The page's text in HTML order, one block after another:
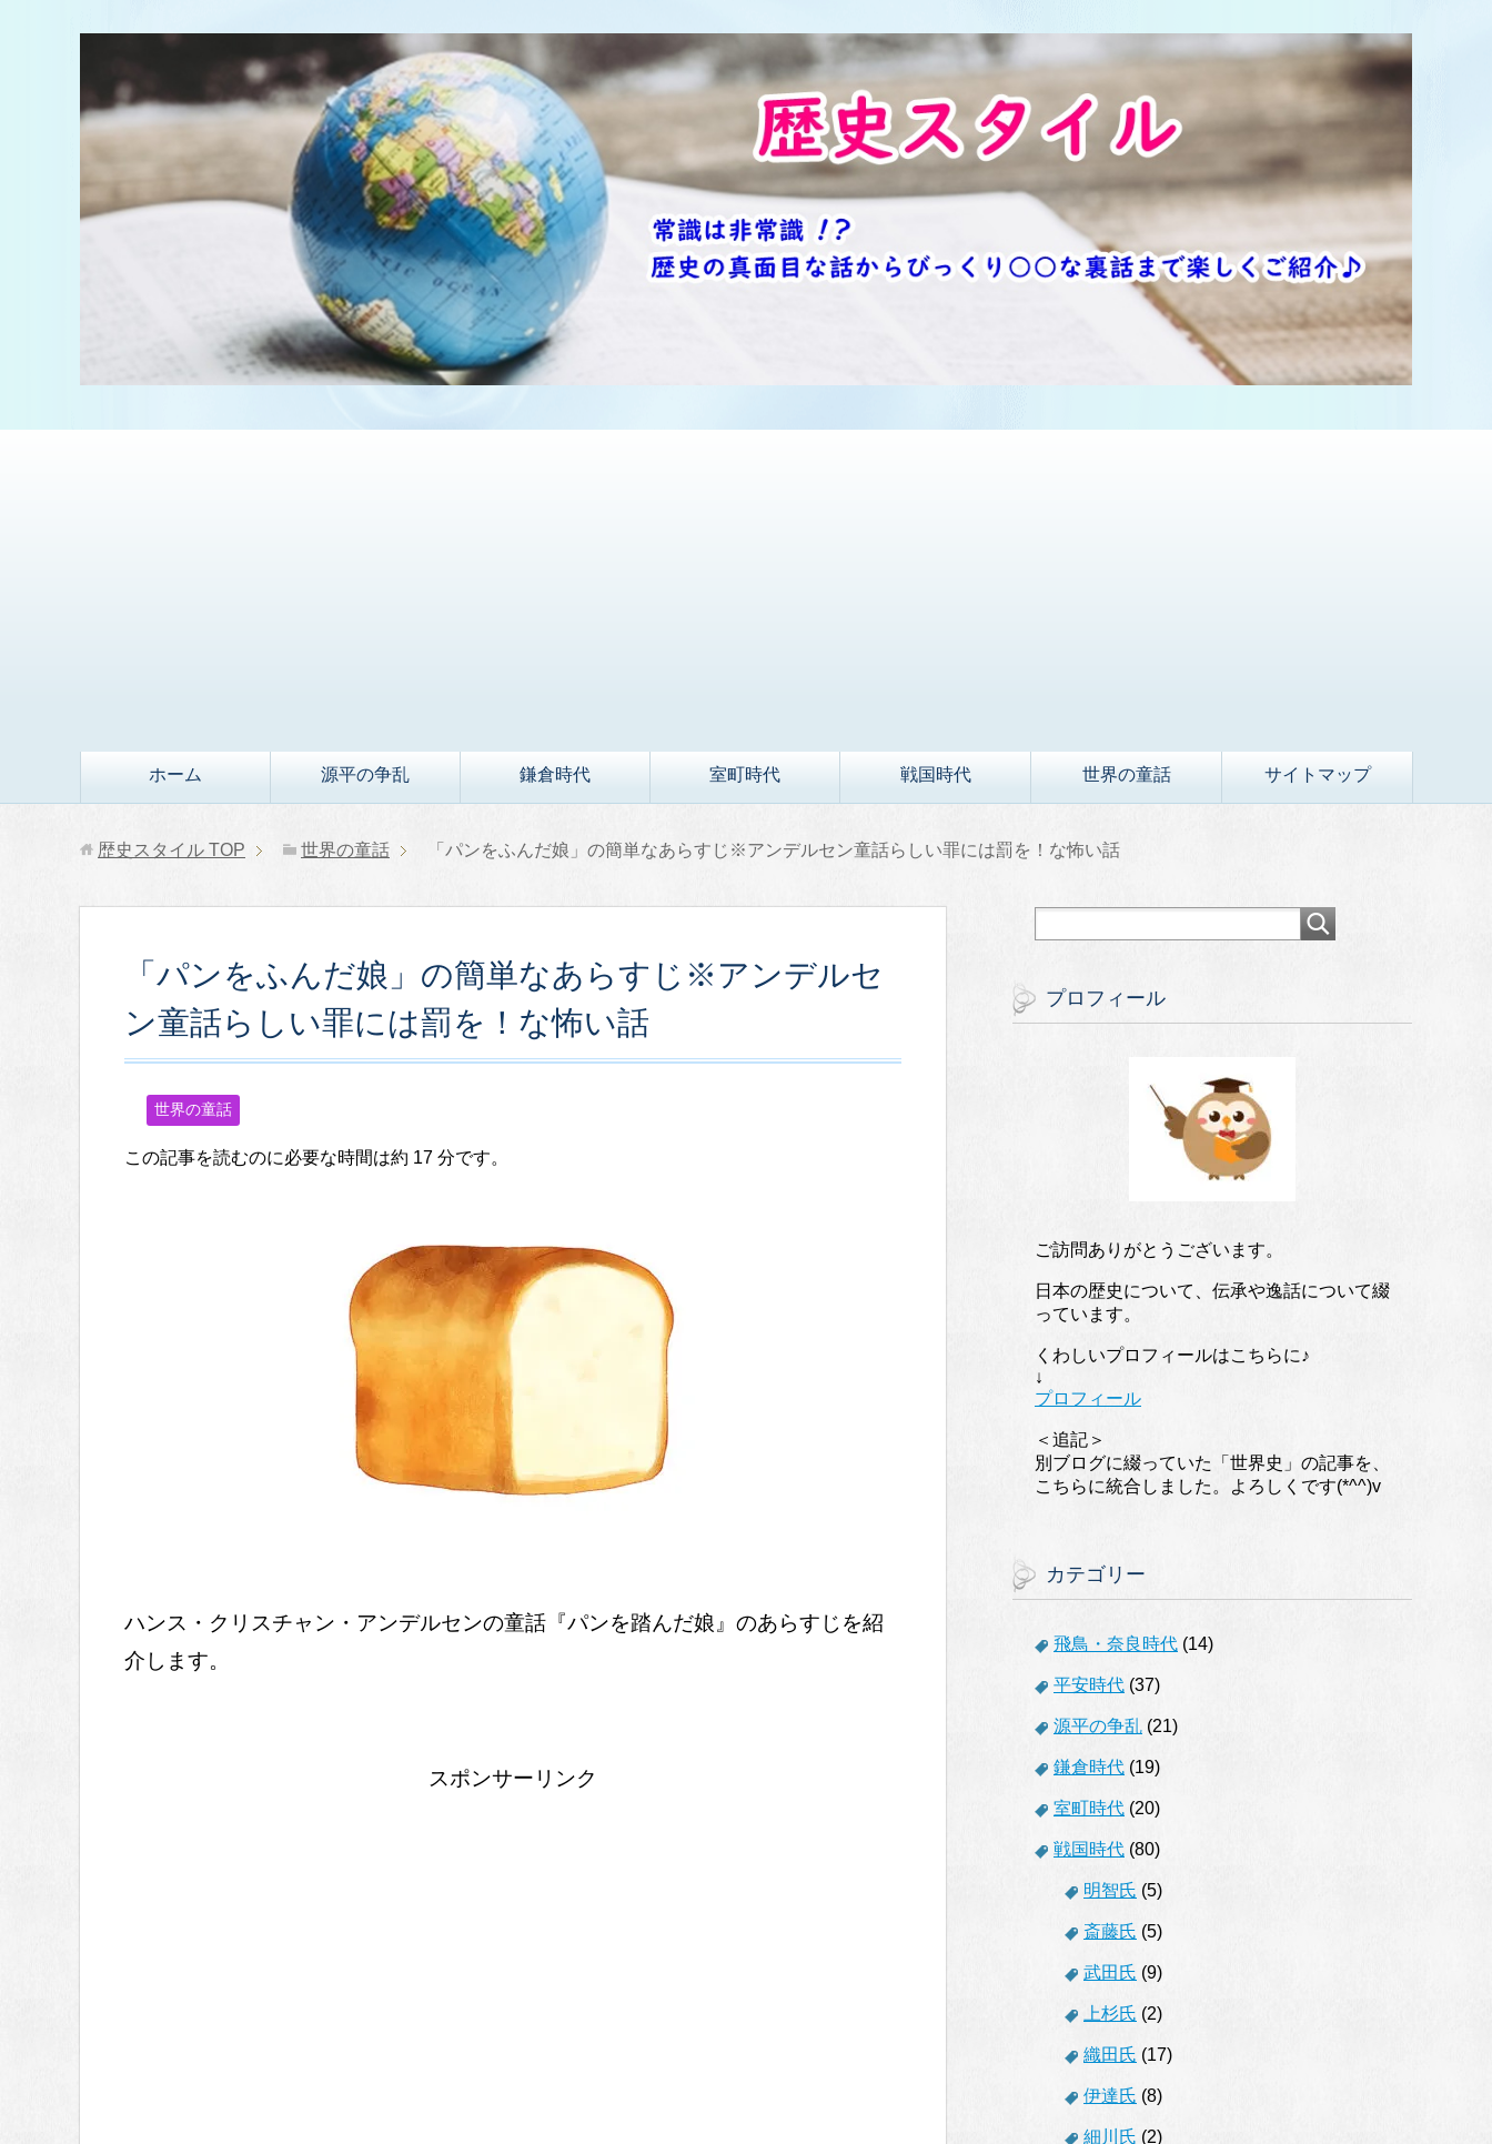
ホーム 源平の争乱 鎌倉時代 室町時代 戦国時代 世界の童話 サイトマップ
歴史スタイル TOP 世界の童話 「パンをふんだ娘」の簡単なあらすじ※アンデルセン童話らしい罪には罰を！な怖い話
「パンをふんだ娘」の簡単なあらすじ※アンデルセ
ン童話らしい罪には罰を！な怖い話
世界の童話
この記事を読むのに必要な時間は約 17 分です。
ハンス・クリスチャン・アンデルセンの童話『パンを踏んだ娘』のあらすじを紹
介します。
スポンサーリンク
プロフィール
ご訪問ありがとうございます。
日本の歴史について、伝承や逸話について綴
っています。
くわしいプロフィールはこちらに♪
↓
プロフィール
＜追記＞
別ブログに綴っていた「世界史」の記事を、
こちらに統合しました。よろしくです(*^^)v
カテゴリー
飛鳥・奈良時代 (14)
平安時代 (37)
源平の争乱 (21)
鎌倉時代 (19)
室町時代 (20)
戦国時代 (80)
明智氏 (5)
斎藤氏 (5)
武田氏 (9)
上杉氏 (2)
織田氏 (17)
伊達氏 (8)
細川氏 (2)